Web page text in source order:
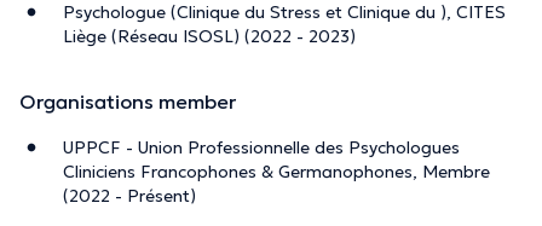
Psychologue (Clinique du Stress et Clinique du ), CITES
Liège (Réseau ISOSL) (2022 - 2023)
Organisations member
UPPCF - Union Professionnelle des Psychologues
Cliniciens Francophones & Germanophones, Membre
(2022 - Présent)